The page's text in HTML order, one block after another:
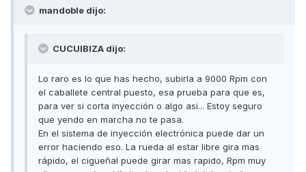
mandoble dijo:
CUCUIBIZA dijo:
Lo raro es lo que has hecho, subirla a 9000 Rpm con
el caballete central puesto, esa prueba para que es,
para ver si corta inyección o algo asi... Estoy seguro
que yendo en marcha no te pasa.
En el sistema de inyección electrónica puede dar un
error haciendo eso. La rueda al estar libre gira mas
rápido, el cigueñal puede girar mas rapido, Rpm muy